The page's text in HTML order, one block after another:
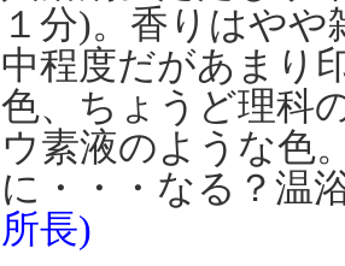
１分)。香りはや
中程度だがあまり
色、ちょうど理科
ウ素液のような色
に・・・なる？温
所長)